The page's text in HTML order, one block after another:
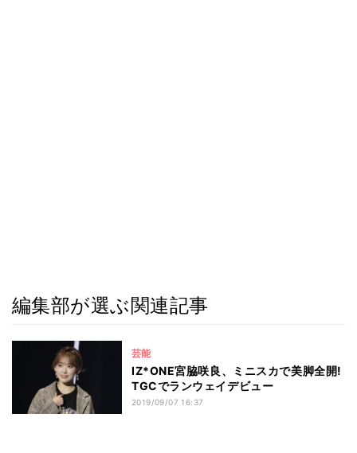
編集部が選ぶ関連記事
芸能
IZ*ONE宮脇咲良、ミニスカで美脚全開!
TGCでランウェイデビュー
2019/09/07 16:37